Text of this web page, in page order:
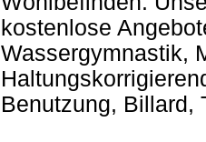
kostenlose
Wassergymnastik,
Benutzung, Billard,